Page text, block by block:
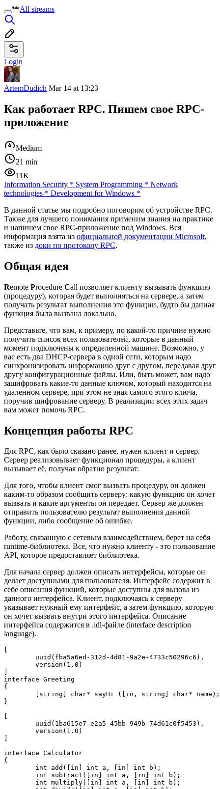
All streams
Login
ArtemDudich Mar 14 at 13:23
Как работает RPC. Пишем свое RPC-
приложение
Medium
21 min
11K
Information Security * System Programming * Network
technologies * Development for Windows *
В данной статье мы подробно поговорим об устройстве RPC.
Также для лучшего понимания применим знания на практике
и напишем свое RPC-приложение под Windows. Вся
информация взята из официальной документации Microsoft,
также из доки по протоколу RPC.
Общая идея
Remote Procedure Call позволяет клиенту вызывать функцию
(процедуру), которая будет выполняться на сервере, а затем
получать результат выполнения это функции, будто бы данная
функция была вызвана локально.
Представьте, что вам, к примеру, по какой-то причине нужно
получить список всех пользователей, которые в данный
момент подключены к определенной машине. Возможно, у
вас есть два DHCP-сервера в одной сети, которым надо
синхронизировать информацию друг с другом, передавая друг
другу конфигурационные файлы. Или, быть может, вам надо
зашифровать какие-то данные ключом, который находится на
удаленном сервере, при этом не зная самого этого ключа,
поручив шифрование серверу. В реализации всех этих задач
вам может помочь RPC.
Концепция работы RPC
Для RPC, как было сказано ранее, нужен клиент и сервер.
Сервер реализовывает функционал процедуры, а клиент
вызывает её, получая обратно результат.
Для того, чтобы клиент смог вызвать процедуру, он должен
каким-то образом сообщить серверу: какую функцию он хочет
вызвать и какие аргументы он передает. Сервер же должен
отправить пользователю результат выполнения данной
функции, либо сообщение об ошибке.
Работу, связанную с сетевым взаимодействием, берет на себя
runtime-библиотека. Все, что нужно клиенту - это пользование
API, которое предоставляет библиотека.
Для начала сервер должен описать интерфейсы, которые он
делает доступными для пользователя. Интерфейс содержит в
себе описания функций, которые доступны для вызова из
данного интерфейса. Клиент, подключаясь к серверу
указывает нужный ему интерфейс, а затем функцию, которую
он хочет вызвать внутри этого интерфейса. Описание
интерфейса содержится в .idl-файле (interface description
language).
interface Greeting
{
}
interface Calculator
{